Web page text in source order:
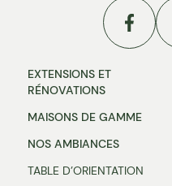
EXTENSIONS ET
RÉNOVATIONS
MAISONS DE GAMME
NOS AMBIANCES
TABLE D’ORIENTATION